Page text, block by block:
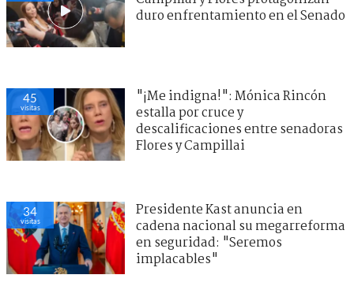
duro enfrentamiento en el Senado
45
visitas
"¡Me indigna!": Mónica Rincón
estalla por cruce y
descalificaciones entre senadoras
Flores y Campillai
34
visitas
Presidente Kast anuncia en
cadena nacional su megarreforma
en seguridad: "Seremos
implacables"